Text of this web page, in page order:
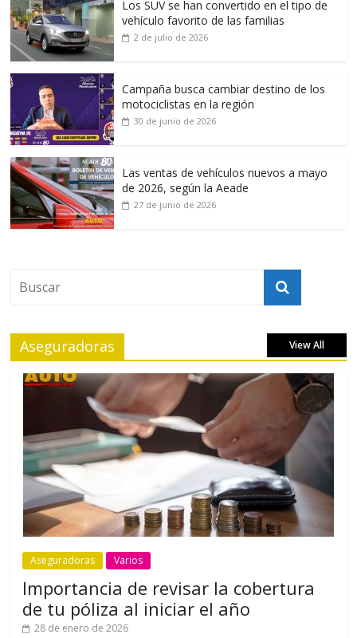
Los SUV se han convertido en el tipo de
vehículo favorito de las familias
2 de julio de 2026
Campaña busca cambiar destino de los
motociclistas en la región
30 de junio de 2026
Las ventas de vehículos nuevos a mayo
de 2026, según la Aeade
27 de junio de 2026
Aseguradoras View All
Aseguradoras Varios
Importancia de revisar la cobertura
de tu póliza al iniciar el año
28 de enero de 2026